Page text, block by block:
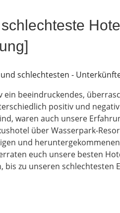
ein beeindruckendes,
positiv und
waren auch unsere
über Wasserpark-
und
euch unsere besten
bis zu unseren schlechtesten